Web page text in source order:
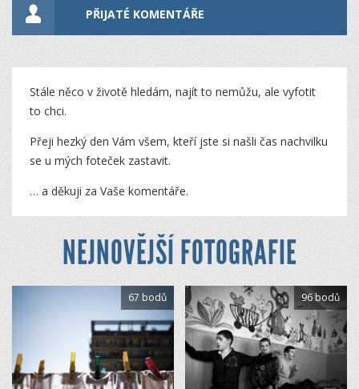
PŘIJATÉ KOMENTÁŘE
Stále něco v životě hledám, najít to nemůžu, ale vyfotit
to chci.
Přeji hezký den Vám všem, kteří jste si našli čas nachvilku
se u mých foteček zastavit.
… a děkuji za Vaše komentáře.
NEJNOVĚJŠÍ FOTOGRAFIE
67 bodů 96 bodů